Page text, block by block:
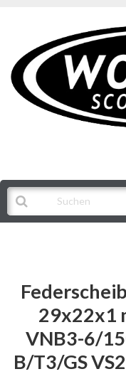
29x22x1
VNB3-6/
B/T3/GS